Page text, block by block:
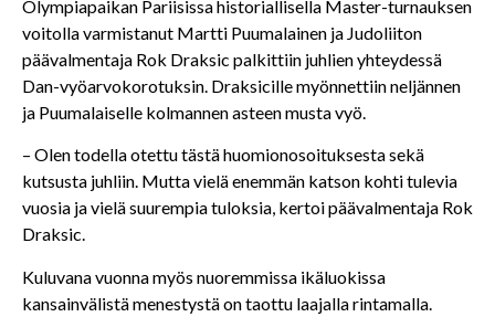
Olympiapaikan Pariisissa historiallisella Master-turnauksen
voitolla varmistanut Martti Puumalainen ja Judoliiton
päävalmentaja Rok Draksic palkittiin juhlien yhteydessä
Dan-vyöarvokorotuksin. Draksicille myönnettiin neljännen
ja Puumalaiselle kolmannen asteen musta vyö.
– Olen todella otettu tästä huomionosoituksesta sekä
kutsusta juhliin. Mutta vielä enemmän katson kohti tulevia
vuosia ja vielä suurempia tuloksia, kertoi päävalmentaja Rok
Draksic.
Kuluvana vuonna myös nuoremmissa ikäluokissa
kansainvälistä menestystä on taottu laajalla rintamalla.